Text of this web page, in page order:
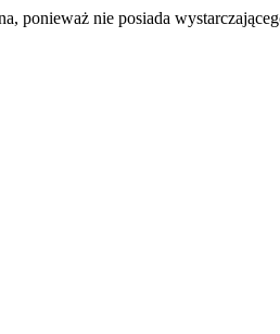
ponieważ nie posiada